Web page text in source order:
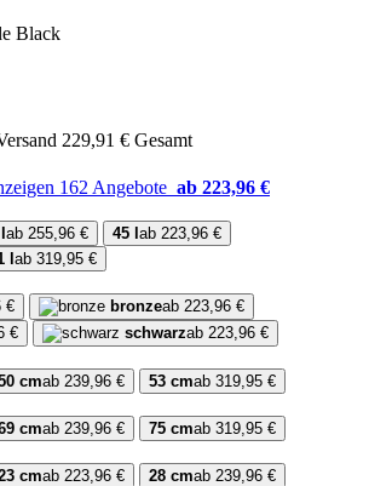
Black
229,91 € Gesamt
162 Angebote ab 223,96 €
ab 255,96 € 45 l ab 223,96 €
l ab 319,95 €
€ bronzeab 223,96 €
€ schwarzab 223,96 €
cmab 239,96 € 53 cmab 319,95 €
cmab 239,96 € 75 cmab 319,95 €
cmab 223,96 € 28 cmab 239,96 €